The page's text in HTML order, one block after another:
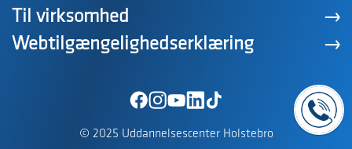
Til virksomhed
Webtilgængelighedserklæring
© 2025 Uddannelsescenter Holstebro